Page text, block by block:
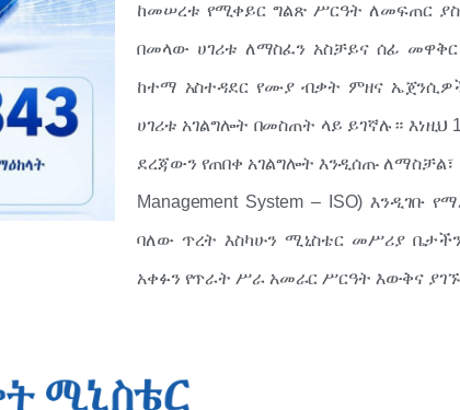
ከመሠረቱ የሚቀይር ግልጽ ሥርዓት ለመፍጠር
በመላው ሀገሪቱ ለማስፈን አስቻይና ሰፊ መዋቅር
ከተማ አስተዳደር የሙያ ብቃት ምዘና
ሀገሪቱ አገልግሎት በመስጠት ላይ ይገኛሉ።
ደረጃውን የጠበቀ አገልግሎት እንዲሰጡ
Management System – ISO) እንዲገቡ
ባለው ጥረት እስካሁን ሚኒስቴር መሥሪያ
አቀፉን የጥራት ሥራ አመራር ሥርዓት እውቅና